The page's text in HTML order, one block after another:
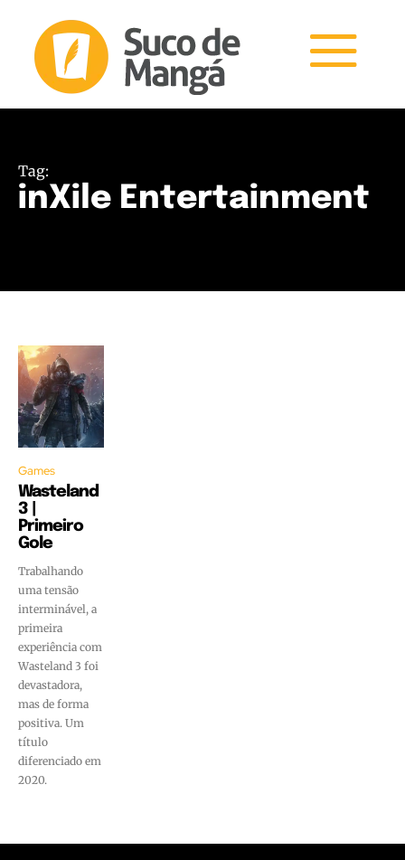
Tag:
inXile Entertainment
Games
Wasteland
3 |
Primeiro
Gole
Trabalhando
uma tensão
interminável, a
primeira
experiência com
Wasteland 3 foi
devastadora,
mas de forma
positiva. Um
título
diferenciado em
2020.